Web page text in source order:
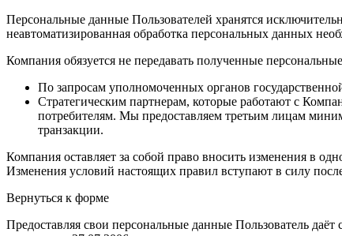
Персональные данные Пользователей хранятся
неавтоматизированная обработка персональных данных
Компания обязуется не передавать полученные
По запросам уполномоченных органов
Стратегическим партнерам, которые работают с
потребителям. Мы предоставляем третьим лицам
транзакции.
Компания оставляет за собой право вносить изменения в
Изменения условий настоящих правил вступают в силу
Вернуться к форме
Предоставляя свои персональные данные Пользователь